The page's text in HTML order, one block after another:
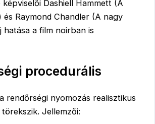
Dashiell Hammett (A
és Raymond Chandler (A nagy
hatása a film noirban is
procedurális
rendőrségi nyomozás realisztikus
Jellemzői: